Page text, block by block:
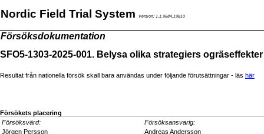
Nordic Field Trial System Version: 1.1.9684.19810
Försöksdokumentation
SFO5-1303-2025-001. Belysa olika strategiers
Resultat från nationella försök skall bara användas under följande förutsättningar - läs här
Försökets placering
Försöksvärd:
Försöksansvarig:
Jörgen Persson
Andreas Andersson